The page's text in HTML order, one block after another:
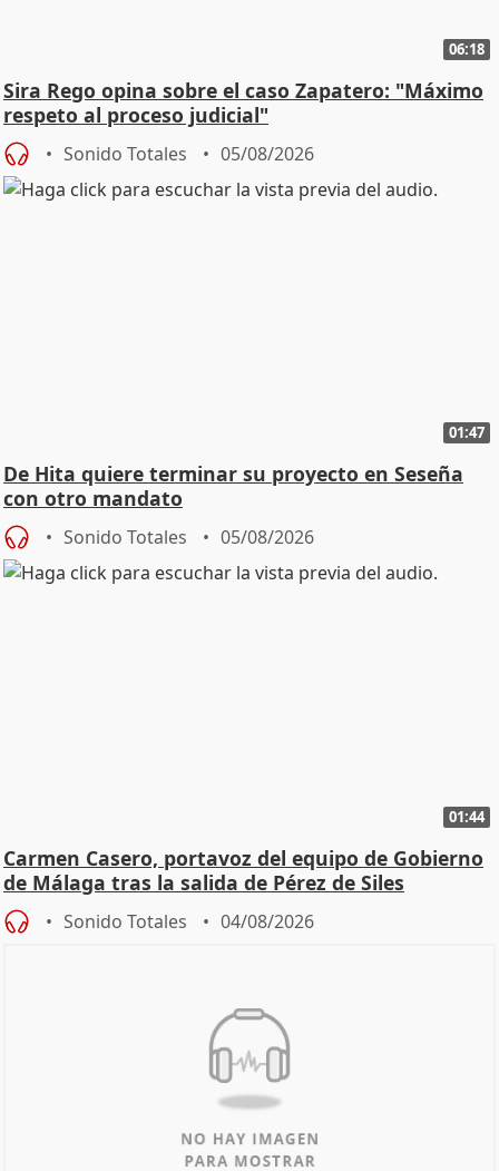
06:18
Sira Rego opina sobre el caso Zapatero: "Máximo
respeto al proceso judicial"
Sonido Totales 05/08/2026
01:47
De Hita quiere terminar su proyecto en Seseña
con otro mandato
Sonido Totales 05/08/2026
01:44
Carmen Casero, portavoz del equipo de Gobierno
de Málaga tras la salida de Pérez de Siles
Sonido Totales 04/08/2026